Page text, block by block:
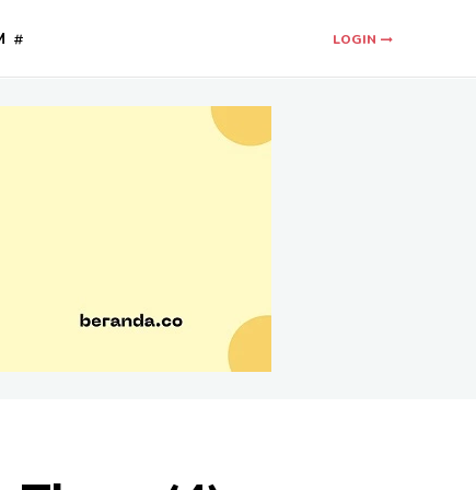
LOGIN